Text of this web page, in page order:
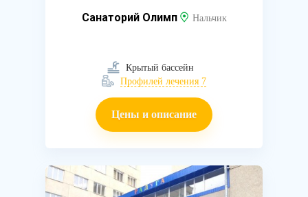
Санаторий Олимп Нальчик
Крытый бассейн
Профилей лечения 7
Цены и описание